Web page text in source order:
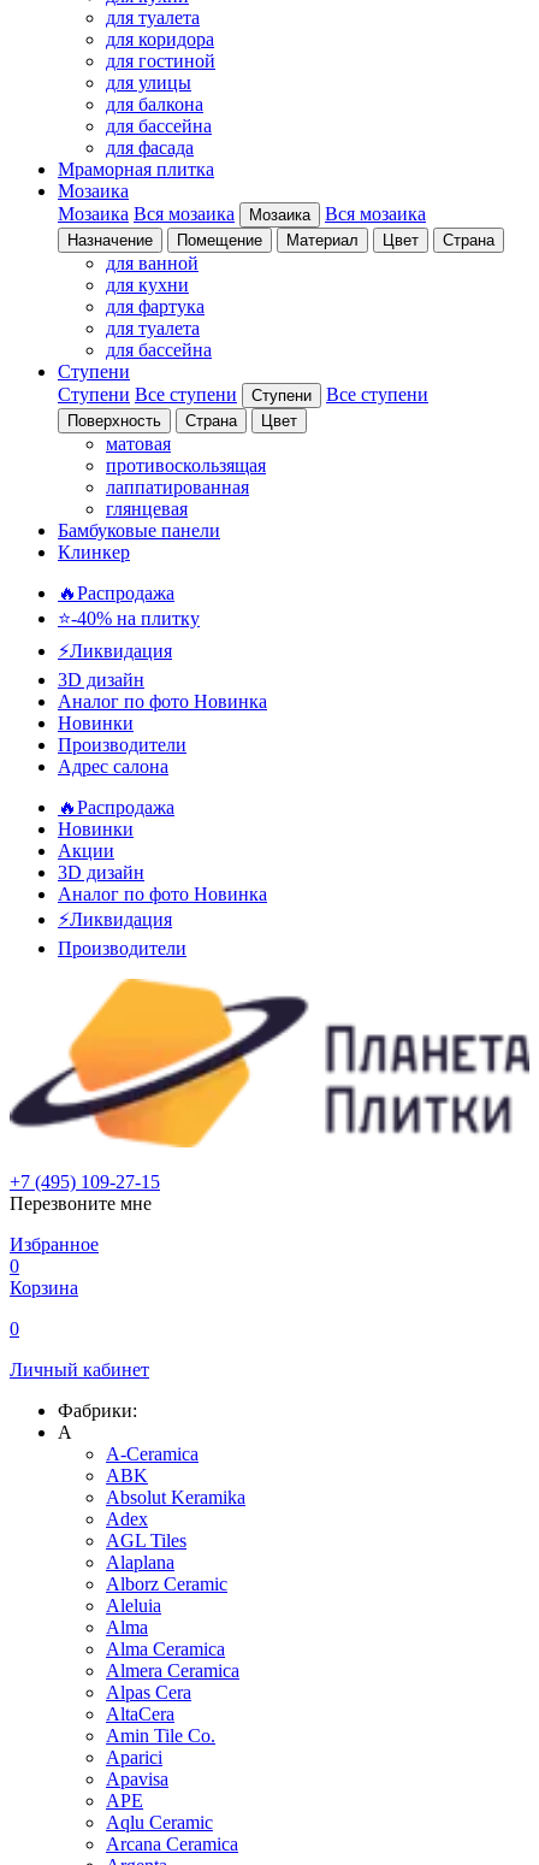
для туалета
для коридора
для гостиной
для улицы
для балкона
для бассейна
для фасада
Мраморная плитка
Мозаика
Мозаика Вся мозаика Мозаика Вся мозаика
Назначение Помещение Материал Цвет Страна
для ванной
для кухни
для фартука
для туалета
для бассейна
Ступени
Ступени Все ступени Ступени Все ступени
Поверхность Страна Цвет
матовая
противоскользящая
лаппатированная
глянцевая
Бамбуковые панели
Клинкер
🔥Распродажа
⭐-40% на плитку
⚡️Ликвидация
3D дизайн
Аналог по фото Новинка
Новинки
Производители
Адрес салона
🔥Распродажа
Новинки
Акции
3D дизайн
Аналог по фото Новинка
⚡Ликвидация
Производители
+7 (495) 109-27-15
Перезвоните мне
Избранное
0
Корзина
0
Личный кабинет
Фабрики:
A
A-Ceramica
ABK
Absolut Keramika
Adex
AGL Tiles
Alaplana
Alborz Ceramic
Aleluia
Alma
Alma Ceramica
Almera Ceramica
Alpas Cera
AltaCera
Amin Tile Co.
Aparici
Apavisa
APE
Aqlu Ceramic
Arcana Ceramica